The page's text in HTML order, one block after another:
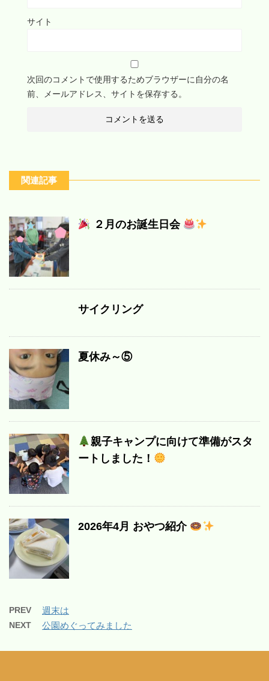
サイト
次回のコメントで使用するためブラウザーに自分の名
前、メールアドレス、サイトを保存する。
関連記事
２月のお誕生日会
サイクリング
夏休み～⑤
親子キャンプに向けて準備がスタ
ートしました！
2026年4月 おやつ紹介
PREV 週末は
NEXT 公園めぐってみました